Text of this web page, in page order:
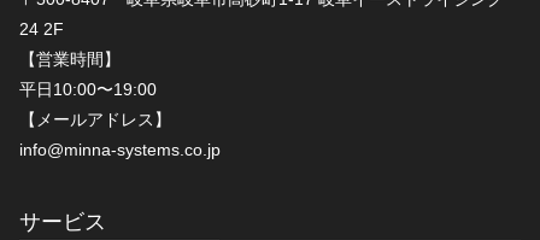
24 2F
【営業時間】
平日10:00〜19:00
【メールアドレス】
info@minna-systems.co.jp
サービス